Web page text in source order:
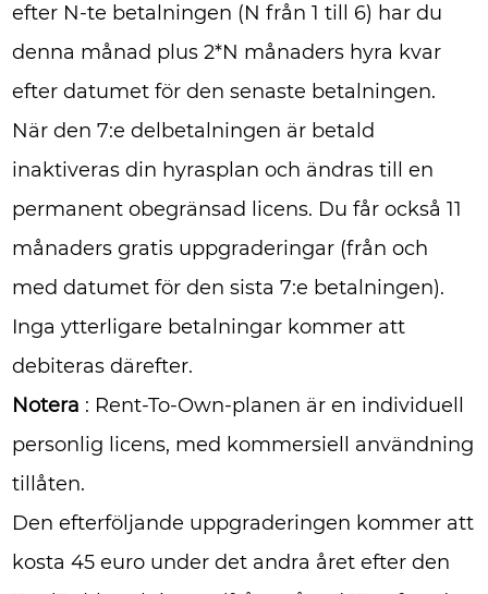
efter N-te betalningen (N från 1 till 6) har du
denna månad plus 2*N månaders hyra kvar
efter datumet för den senaste betalningen.
När den 7:e delbetalningen är betald
inaktiveras din hyrasplan och ändras till en
permanent obegränsad licens. Du får också 11
månaders gratis uppgraderingar (från och
med datumet för den sista 7:e betalningen).
Inga ytterligare betalningar kommer att
debiteras därefter.
Notera : Rent-To-Own-planen är en individuell
personlig licens, med kommersiell användning
tillåten.
Den efterföljande uppgraderingen kommer att
kosta 45 euro under det andra året efter den